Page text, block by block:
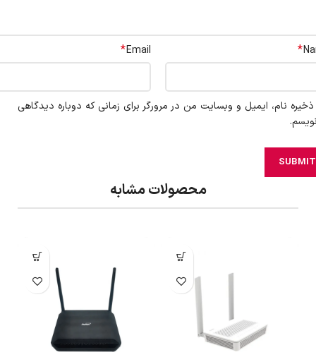
*
Email
*
ذخیره نام، ایمیل و وبسایت من در مرورگر برای زمانی که دوباره دیدگاهی
محصولات مشابه